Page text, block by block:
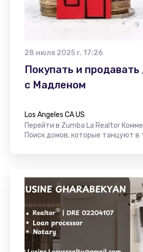
28 июля 2025 г. 17:26
Покупать и продавать
с Мадленом
Los Angeles CA US
Перейти в Zumba La Realtor
Поиск домов, которые танцуют в